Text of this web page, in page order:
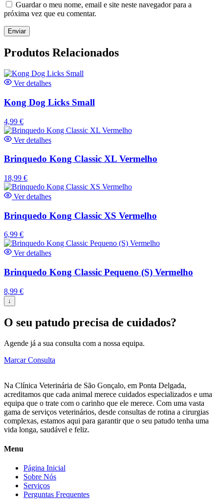
Guardar o meu nome, email e site neste navegador para a
próxima vez que eu comentar.
Produtos Relacionados
Ver detalhes
Kong Dog Licks Small
4,99 €
Ver detalhes
Brinquedo Kong Classic XL Vermelho
18,99 €
Ver detalhes
Brinquedo Kong Classic XS Vermelho
6,99 €
Ver detalhes
Brinquedo Kong Classic Pequeno (S) Vermelho
8,99 €
↓
O seu patudo precisa de cuidados?
Agende já a sua consulta com a nossa equipa.
Marcar Consulta
Na Clínica Veterinária de São Gonçalo, em Ponta Delgada,
acreditamos que cada animal merece cuidados especializados e uma
equipa que o trate com o carinho que ele merece. Com uma vasta
gama de serviços veterinários, desde consultas de rotina a cirurgias
complexas, estamos aqui para garantir que o seu patudo tenha uma
vida longa, saudável e feliz.
Menu
Página Inicial
Sobre Nós
Serviços
Perguntas Frequentes